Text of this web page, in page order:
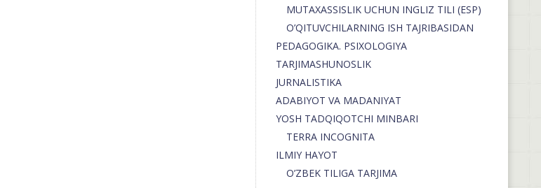
MUTAXASSISLIK UCHUN INGLIZ TILI (ESP)
O’QITUVCHILARNING ISH TAJRIBASIDAN
PEDAGOGIKA. PSIXOLOGIYA
TARJIMASHUNOSLIK
JURNALISTIKA
ADABIYOT VA MADANIYAT
YOSH TADQIQOTCHI MINBARI
TERRA INCOGNITA
ILMIY HAYOT
O’ZBEK TILIGA TARJIMA